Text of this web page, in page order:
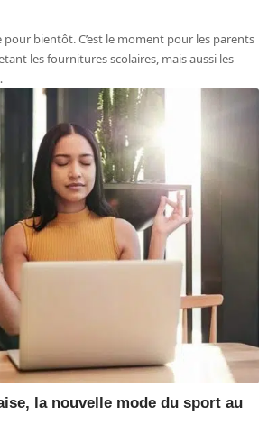
pour bientôt. C’est le moment pour les parents
les fournitures scolaires, mais aussi les
la nouvelle mode du sport au